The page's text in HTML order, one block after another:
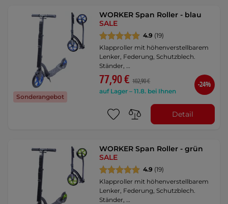
Sonderangebot
WORKER Span Roller - blau
SALE
4.9 (19)
Klapproller mit höhenverstellbarem
Lenker, Federung, Schutzblech.
Ständer, …
77,90 € 102,90 €
auf Lager – 11.8. bei Ihnen
-24%
Detail
WORKER Span Roller - grün
SALE
4.9 (19)
Klapproller mit höhenverstellbarem
Lenker, Federung, Schutzblech.
Ständer, …